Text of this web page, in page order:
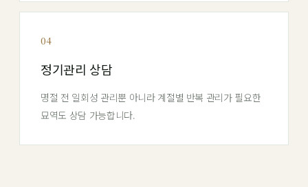
04
정기관리 상담
명절 전 일회성 관리뿐 아니라 계절별 반복 관리가 필요한
묘역도 상담 가능합니다.